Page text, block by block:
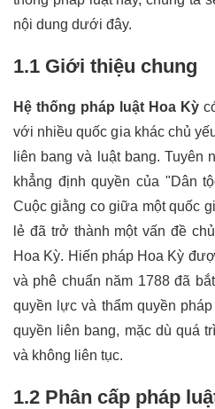
nội dung dưới đây.
1.1 Giới thiệu chung
Hệ thống pháp luật Hoa Kỳ
với nhiều quốc gia khác chủ
liên bang và luật bang. Tuyên
khẳng định quyền của "Dân
Cuộc giằng co giữa một quốc
lẻ đã trở thành một vấn đề
Hoa Kỳ. Hiến pháp Hoa Kỳ
và phê chuẩn năm 1788 đã
quyền lực và thẩm quyền
quyền liên bang, mặc dù quá
và không liên tục.
1.2 Phân cấp pháp